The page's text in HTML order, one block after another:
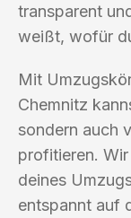
transparent
weißt, wofür
Mit
Chemnitz
sondern auch
profitieren.
deines
entspannt auf